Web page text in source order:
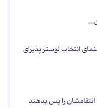
انتخاب لوستر پذیرای